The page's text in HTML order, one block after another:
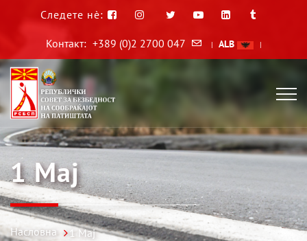
Следете нè:
Контакт: +389 (0)2 2700 047 | ALB |
1 Мај
Насловна 1 Мај